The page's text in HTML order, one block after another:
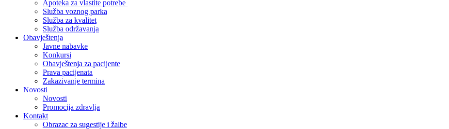
Apoteka za vlastite potrebe
Služba voznog parka
Služba za kvalitet
Služba održavanja
Obavještenja
Javne nabavke
Konkursi
Obavještenja za pacijente
Prava pacijenata
Zakazivanje termina
Novosti
Novosti
Promocija zdravlja
Kontakt
Obrazac za sugestije i žalbe